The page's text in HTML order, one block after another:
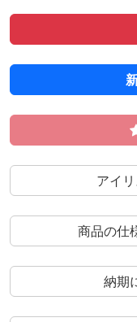
アイ
商品の仕
納期